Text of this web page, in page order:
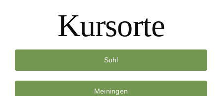
Kursorte
Suhl
Meiningen